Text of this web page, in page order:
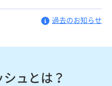
過去のお知らせ
シュとは？